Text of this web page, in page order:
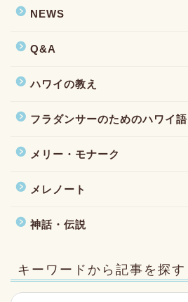
NEWS
Q&A
ハワイの教え
フラダンサーのためのハワイ語
メリー・モナーク
メレノート
神話・伝説
キーワードから記事を探す